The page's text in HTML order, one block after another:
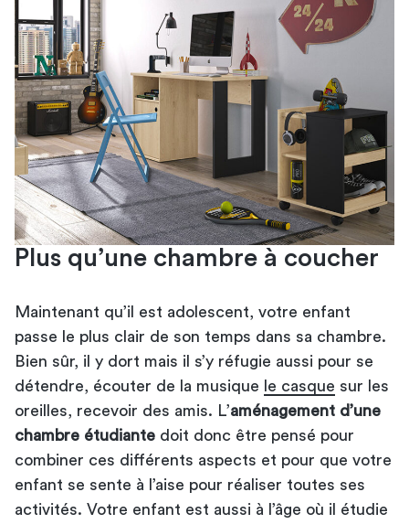
Plus qu’une chambre à coucher
Maintenant qu’il est adolescent, votre enfant
passe le plus clair de son temps dans sa chambre.
Bien sûr, il y dort mais il s’y réfugie aussi pour se
détendre, écouter de la musique
le casque sur les
oreilles, recevoir des amis. L’aménagement d’une
chambre étudiante doit donc être pensé pour
combiner ces différents aspects et pour que votre
enfant se sente à l’aise pour réaliser toutes ses
activités. Votre enfant est aussi à l’âge où il étudie